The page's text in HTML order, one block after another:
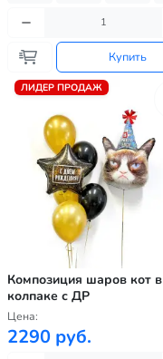
Купить
ЛИДЕР ПРОДАЖ
Композиция шаров кот в
колпаке с ДР
Цена:
2290 руб.